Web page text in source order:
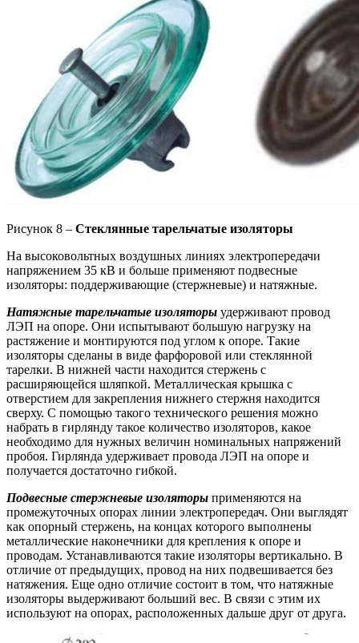
Рисунок 8 – Стеклянные тарельчатые изоляторы
На высоковольтных воздушных линиях электропередачи
напряжением 35 кВ и больше применяют подвесные
изоляторы: поддерживающие (стержневые) и натяжные.
Натяжные тарельчатые изоляторы удерживают провод
ЛЭП на опоре. Они испытывают большую нагрузку на
растяжение и монтируются под углом к опоре. Такие
изоляторы сделаны в виде фарфоровой или стеклянной
тарелки. В нижней части находится стержень с
расширяющейся шляпкой. Металлическая крышка с
отверстием для закрепления нижнего стержня находится
сверху. С помощью такого технического решения можно
набрать в гирлянду такое количество изоляторов, какое
необходимо для нужных величин номинальных напряжений
пробоя. Гирлянда удерживает провода ЛЭП на опоре и
получается достаточно гибкой.
Подвесные стержневые изоляторы применяются на
промежуточных опорах линии электропередач. Они выглядят
как опорный стержень, на концах которого выполнены
металлические наконечники для крепления к опоре и
проводам. Устанавливаются такие изоляторы вертикально. В
отличие от предыдущих, провод на них подвешивается без
натяжения. Еще одно отличие состоит в том, что натяжные
изоляторы выдерживают больший вес. В связи с этим их
используют на опорах, расположенных дальше друг от друга.